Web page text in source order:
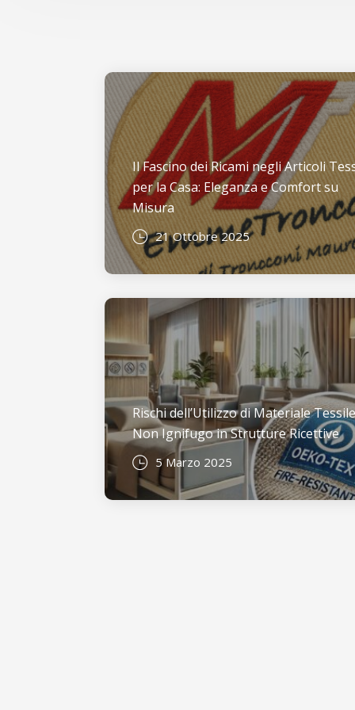
Il Fascino dei Ricami negli Articoli
per la Casa: Eleganza e Comfort su
Misura
21 Ottobre 2025
Rischi dell’Utilizzo di Materiale Tessile
Non Ignifugo in Strutture Ricettive
5 Marzo 2025